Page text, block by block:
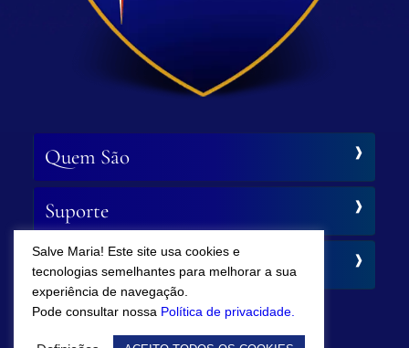
Quem São
Suporte
Siga-nos
Salve Maria! Este site usa cookies e
tecnologias semelhantes para melhorar a sua
experiência de navegação.
Pode consultar nossa Política de privacidade.